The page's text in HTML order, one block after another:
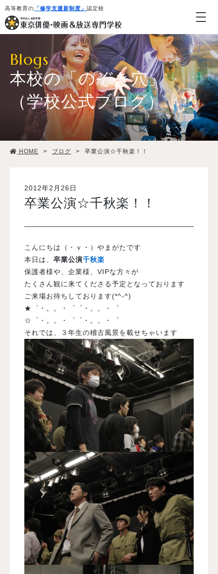
高等教育の 「修学支援新制度」 認定校
学校紹介・教育システム
学生生活
入試案内
学校情報
オープンキャンパス
訪問者別メニュー
Blogs
本校の「のぞき穴」
（学校公式ブログ）
HOME > ブログ > 卒業公演☆千秋楽！！
2012年2月26日
卒業公演☆千秋楽！！
こんにちは（・ｖ・）やまがたです
本日は、 卒業公演千秋楽
保護者様や、企業様、VIPな方々が
たくさん観に来てくださる予定となっております
ご来場お待ちしております(*^-^)
★゜・。。・゜゜・。。・゜
☆゜・。。・゜゜・。。・゜
それでは、３年生の稽古風景を載せちゃいます